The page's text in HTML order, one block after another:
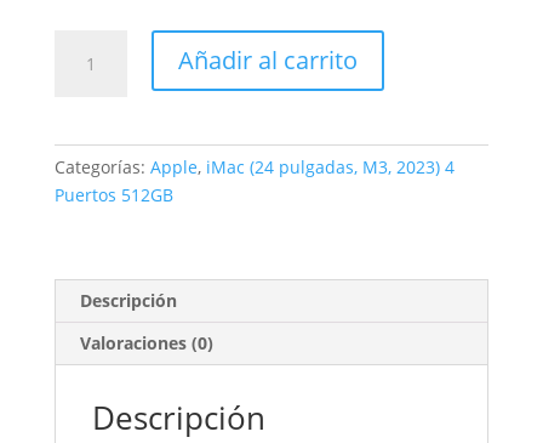
Añadir al carrito
Categorías: Apple, iMac (24 pulgadas, M3, 2023) 4
Puertos 512GB
Descripción
Valoraciones (0)
Descripción